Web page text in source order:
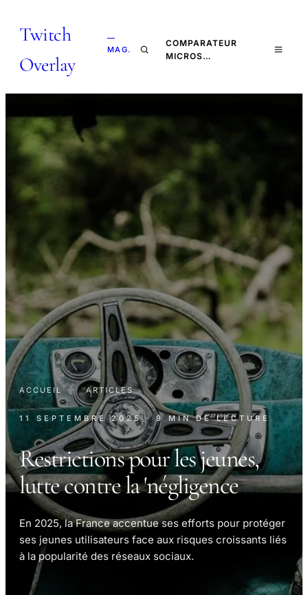
Twitch
Overlay
—
MAG.
COMPARATEUR
MICROS…
ACCUEIL · ARTICLES
11 SEPTEMBRE 2025 · 9 MIN DE LECTURE
Restrictions pour les jeunes,
lutte contre la 'négligence
En 2025, la France accentue ses efforts pour protéger
ses jeunes utilisateurs face aux risques croissants liés
à la popularité des réseaux sociaux.